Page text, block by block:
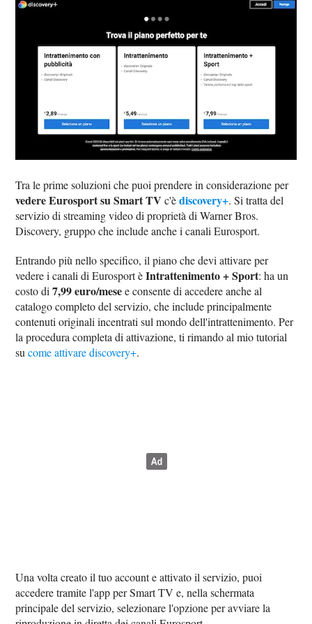
Tra le prime soluzioni che puoi prendere in considerazione per
vedere Eurosport su Smart TV c'èdiscovery+. Si tratta del
servizio di streaming video di proprietà di Warner Bros.
Discovery, gruppo che include anche i canali Eurosport.
Entrando più nello specifico, il piano che devi attivare per
vedere i canali di Eurosport èIntrattenimento + Sport: ha un
costo di7,99 euro/mesee consente di accedere anche al
catalogo completo del servizio, che include principalmente
contenuti originali incentrati sul mondo dell'intrattenimento. Per
la procedura completa di attivazione, ti rimando al mio tutorial
sucome attivare discovery+.
Una volta creato il tuo account e attivato il servizio, puoi
accedere tramite l'app per Smart TV e, nella schermata
principale del servizio, selezionare l'opzione per avviare la